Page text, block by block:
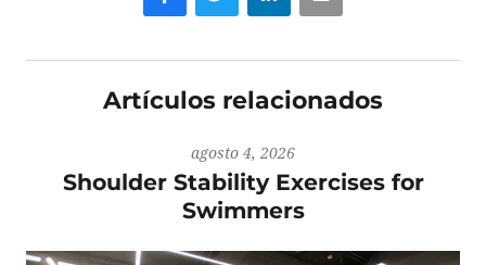
Artículos relacionados
agosto 4, 2026
Shoulder Stability Exercises for
Swimmers